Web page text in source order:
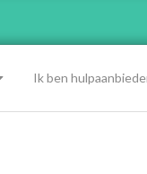
Ik ben